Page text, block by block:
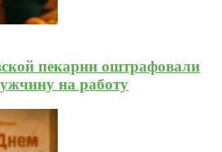
пекарни оштрафовали
на работу